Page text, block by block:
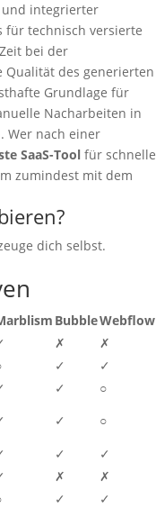
und integrierter
für technisch versierte
bei der
Qualität des generierten
Grundlage für
Nacharbeiten in
Wer nach einer
SaaS-Tool für schnelle
zumindest mit dem
dich selbst.
BubbleWebflow
✗
✗
✓
✓
✓
○
✓
○
✓
✓
✗
✗
✓
✓